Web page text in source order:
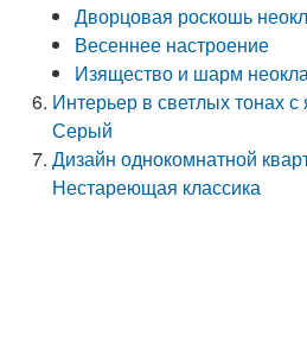
Дворцовая роскошь
Весеннее настроение
Изящество и шарм
Интерьер в светлых тонах
Серый
Дизайн однокомнатной
Нестареющая классика